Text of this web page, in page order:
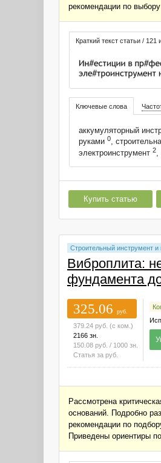
рекомендации по
Краткий текст статьи /
Ключевые слова
аккумуляторный
руками 0,
электроинструмент 2,
Купить статью
Строительный инструмент
Виброплита:
фундамента
325.06
руб.
379.24 руб. (с ком.)
2166 зн.
150.08 руб. / 1000 зн.
Статья за руб.
Рассмотрена
оснований. Подробно
рекомендации по
Приведены ориентиры